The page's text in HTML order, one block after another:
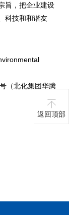
旨，把企业建设
科技和和谐友
（北化集团华腾
返回顶部